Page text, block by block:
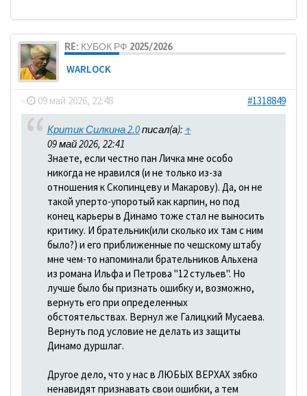
RE: КУБОК РФ 2025/2026
WARLOCK
- 09 май 2026, 22:48 #1318849
Критик Силкина 2.0писал(а): ↑
09 май 2026, 22:41
Знаете, если честно пан Личка мне особо
никогда не нравился (и не только из-за
отношения к Скопинцеву и Макарову). Да, он не
такой уперто-упоротый как карпин, но под
конец карьеры в Динамо тоже стал не выносить
критику. И брательник(или сколько их там с ним
было?) и его приближенные по чешскому штабу
мне чем-то напоминали брательников Альхена
из романа Ильфа и Петрова "12 стульев". Но
лучше было бы признать ошибку и, возможно,
вернуть его при определенных
обстоятельствах. Вернул же Галицкий Мусаева.
Вернуть под условие не делать из защиты
Динамо дуршлаг.
Другое дело, что у нас в ЛЮБЫХ ВЕРХАХ зябко
ненавидят признавать свои ошибки, а тем